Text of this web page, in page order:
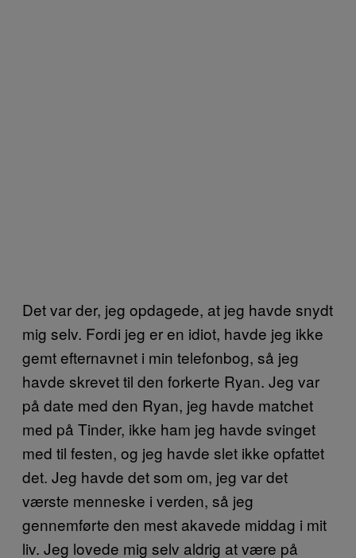
Det var der, jeg opdagede, at jeg havde snydt
mig selv. Fordi jeg er en idiot, havde jeg ikke
gemt efternavnet i min telefonbog, så jeg
havde skrevet til den forkerte Ryan. Jeg var
på date med den Ryan, jeg havde matchet
med på Tinder, ikke ham jeg havde svinget
med til festen, og jeg havde slet ikke opfattet
det. Jeg havde det som om, jeg var det
værste menneske i verden, så jeg
gennemførte den mest akavede middag i mit
liv. Jeg lovede mig selv aldrig at være på